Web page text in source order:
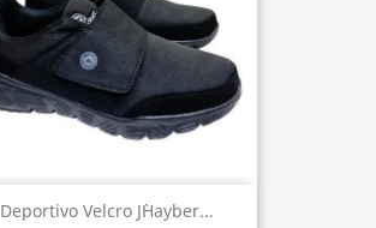
Deportivo Velcro J`Hayber...